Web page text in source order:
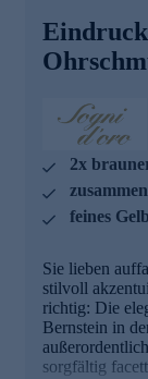
Qualität
Was die
in unserer
Lieferanten
dazu die
der Schweizer
Bequem
2x
feines
Sie lieben
stilvoll
richtig: Die
Bernstein in
sorgfältig